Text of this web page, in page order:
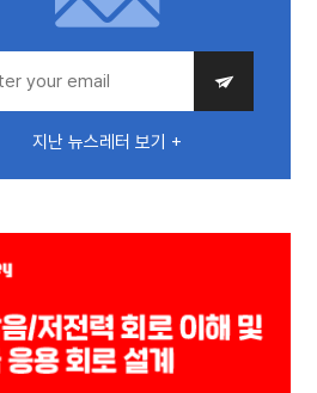
지난 뉴스레터 보기 +